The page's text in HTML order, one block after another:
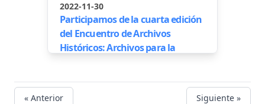
2022-11-30
Participamos de la cuarta edición
del Encuentro de Archivos
Históricos: Archivos para la
« Anterior Siguiente »